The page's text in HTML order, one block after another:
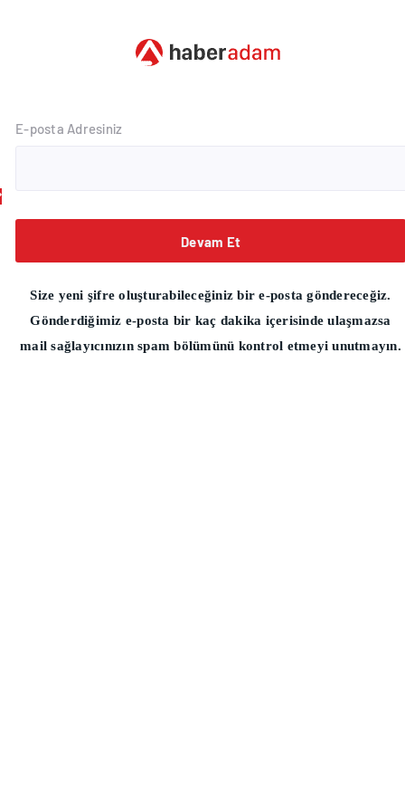
E-posta Adresiniz
Devam Et
Size yeni şifre oluşturabileceğiniz bir e-posta göndereceğiz.
Gönderdiğimiz e-posta bir kaç dakika içerisinde ulaşmazsa
mail sağlayıcınızın spam bölümünü kontrol etmeyi unutmayın.